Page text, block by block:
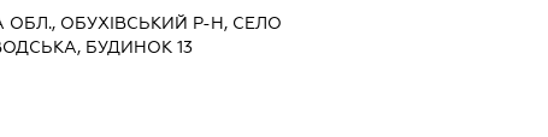
ОБЛ., ОБУХІВСЬКИЙ Р-Н, СЕЛО
БУДИНОК 13